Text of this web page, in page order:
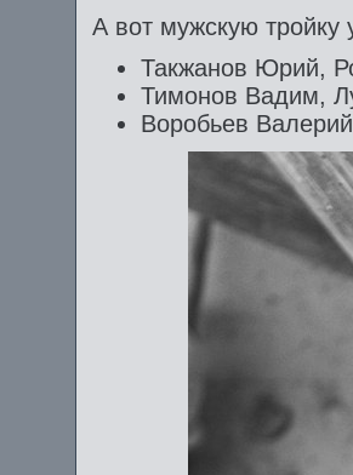
А вот мужскую тройку
Такжанов Юрий,
Тимонов Вадим,
Воробьев